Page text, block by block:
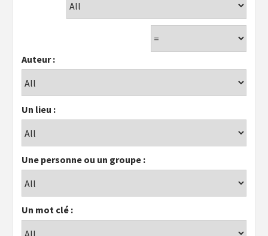
Auteur :
Un lieu :
Une personne ou un groupe :
Un mot clé :